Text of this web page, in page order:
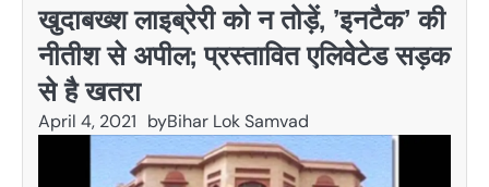
खुदाबख्श लाइब्रेरी को न तोड़ें, ’इनटैक’ की
नीतीश से अपील; प्रस्तावित एलिवेेटेड सड़क
से है खतरा
April 4, 2021 byBihar Lok Samvad